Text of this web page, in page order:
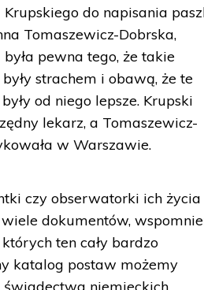
do napisania
Tomaszewicz-Dobrska,
pewna tego, że takie
strachem i obawą, że te
od niego lepsze. Krupski
lekarz, a Tomaszewicz-
w Warszawie.
czy obserwatorki ich życia
wiele dokumentów,
ten cały bardzo
katalog postaw możemy